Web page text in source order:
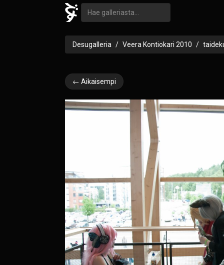
Desugalleria Veera Kontiokari 2010
← Aikaisempi